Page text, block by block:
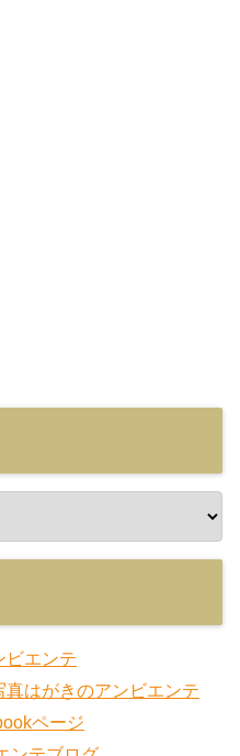
ビエンテ
はがきのアンビエンテ
ページ